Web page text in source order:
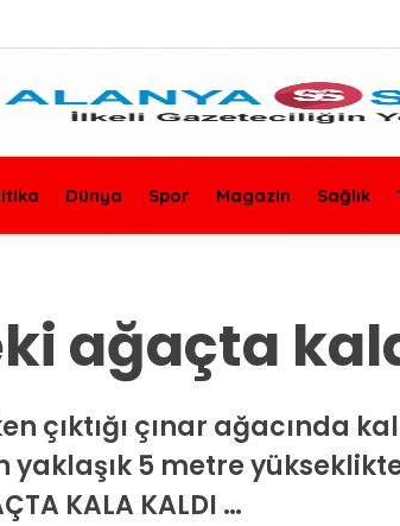
Dünya Spor Magazin Sağlık
ağaçta
çıktığı çınar ağacında
yaklaşık 5 metre
KALA KALDI …